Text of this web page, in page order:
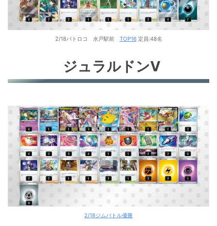
2/18バトロコ 水戸駅前 TOP16定員:48名
ジュラルドンV
2/18ジムバトル優勝